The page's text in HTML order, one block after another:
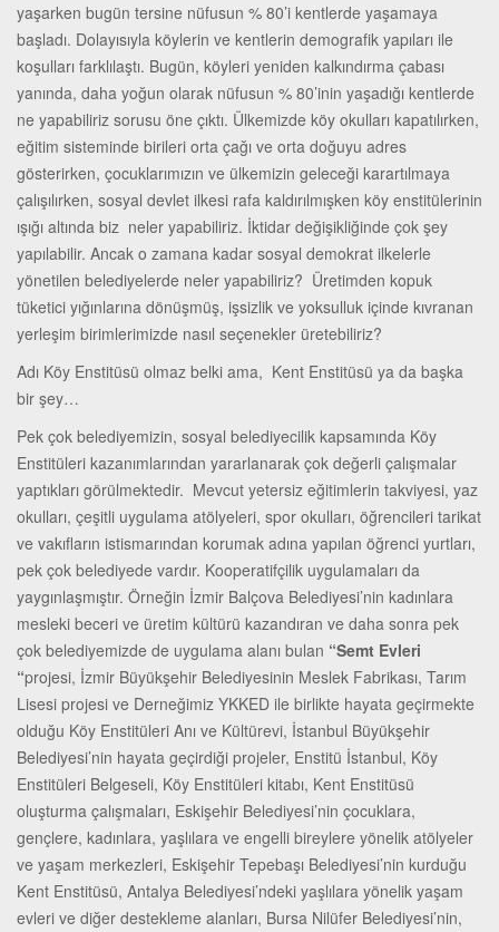
yaşarken bugün tersine nüfusun % 80’i kentlerde yaşamaya
başladı. Dolayısıyla köylerin ve kentlerin demografik yapıları ile
koşulları farklılaştı. Bugün, köyleri yeniden kalkındırma çabası
yanında, daha yoğun olarak nüfusun % 80’inin yaşadığı kentlerde
ne yapabiliriz sorusu öne çıktı. Ülkemizde köy okulları kapatılırken,
eğitim sisteminde birileri orta çağı ve orta doğuyu adres
gösterirken, çocuklarımızın ve ülkemizin geleceği karartılmaya
çalışılırken, sosyal devlet ilkesi rafa kaldırılmışken köy enstitülerinin
ışığı altında biz neler yapabiliriz. İktidar değişikliğinde çok şey
yapılabilir. Ancak o zamana kadar sosyal demokrat ilkelerle
yönetilen belediyelerde neler yapabiliriz? Üretimden kopuk
tüketici yığınlarına dönüşmüş, işsizlik ve yoksulluk içinde kıvranan
yerleşim birimlerimizde nasıl seçenekler üretebiliriz?
Adı Köy Enstitüsü olmaz belki ama, Kent Enstitüsü ya da başka
bir şey…
Pek çok belediyemizin, sosyal belediyecilik kapsamında Köy
Enstitüleri kazanımlarından yararlanarak çok değerli çalışmalar
yaptıkları görülmektedir. Mevcut yetersiz eğitimlerin takviyesi, yaz
okulları, çeşitli uygulama atölyeleri, spor okulları, öğrencileri tarikat
ve vakıfların istismarından korumak adına yapılan öğrenci yurtları,
pek çok belediyede vardır. Kooperatifçilik uygulamaları da
yaygınlaşmıştır. Örneğin İzmir Balçova Belediyesi’nin kadınlara
mesleki beceri ve üretim kültürü kazandıran ve daha sonra pek
çok belediyemizde de uygulama alanı bulan “Semt Evleri
“projesi, İzmir Büyükşehir Belediyesinin Meslek Fabrikası, Tarım
Lisesi projesi ve Derneğimiz YKKED ile birlikte hayata geçirmekte
olduğu Köy Enstitüleri Anı ve Kültürevi, İstanbul Büyükşehir
Belediyesi’nin hayata geçirdiği projeler, Enstitü İstanbul, Köy
Enstitüleri Belgeseli, Köy Enstitüleri kitabı, Kent Enstitüsü
oluşturma çalışmaları, Eskişehir Belediyesi’nin çocuklara,
gençlere, kadınlara, yaşlılara ve engelli bireylere yönelik atölyeler
ve yaşam merkezleri, Eskişehir Tepebaşı Belediyesi’nin kurduğu
Kent Enstitüsü, Antalya Belediyesi’ndeki yaşlılara yönelik yaşam
evleri ve diğer destekleme alanları, Bursa Nilüfer Belediyesi’nin,